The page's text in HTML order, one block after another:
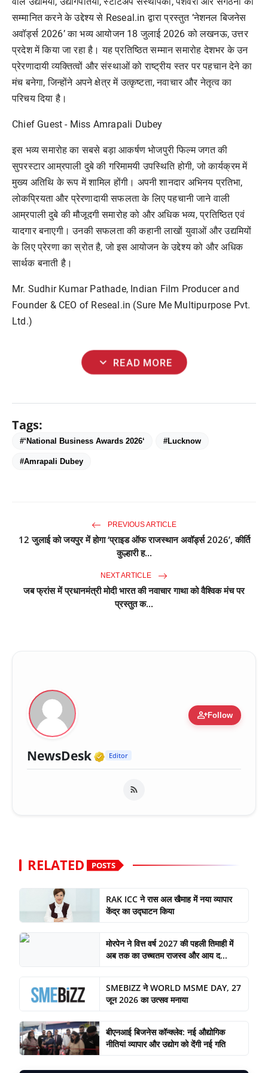
सम्मानित करने के उद्देश्य से Reseal.inद्वारा प्रस्तुत ‘नेशनल बिजनेस
अवॉर्ड्स 2026’का भव्य आयोजन18जुलाई2026को लखनऊ,उत्तर
प्रदेश में किया जा रहा है । यह प्रतिष्ठित सम्मान समारोह देशभर के उन
प्रेरणादायी व्यक्तित्वों और संस्थाओं को राष्ट्रीय स्तर पर पहचान देने का
मंच बनेगा,जिन्होंने अपने क्षेत्र में उत्कृष्टता,नवाचार और नेतृत्व का
परिचय दिया है।
Chief Guest - Miss Amrapali Dubey
इस भव्य समारोह का सबसे बड़ा आकर्षण भोजपुरी फिल्म जगत की
सुपरस्टार आम्रपाली दुबे की गरिमामयी उपस्थिति होगी,जो कार्यक्रम में
मुख्य अतिथि के रूप में शामिल होंगी । अपनी शानदार अभिनय प्रतिभा,
लोकप्रियता और प्रेरणादायी सफलता के लिए पहचानी जाने वाली
आम्रपाली दुबे की मौजूदगी समारोह को और अधिक भव्य,प्रतिष्ठित एवं
यादगार बनाएगी। उनकी सफलता की कहानी लाखों युवाओं और उद्यमियों
के लिए प्रेरणा का स्रोत है,जो इस आयोजन के उद्देश्य को और अधिक
सार्थक बनाती है।
Mr. Sudhir Kumar Pathade, Indian Film Producer and
Founder & CEO of Reseal.in (Sure Me Multipurpose Pvt.
Ltd.)
expand_more READ MORE
Tags:
#‘National Business Awards 2026‘ #Lucknow
#Amrapali Dubey
PREVIOUS ARTICLE
12 जुलाई को जयपुर में होगा ‘प्राइड ऑफ राजस्थान अवॉर्ड्स 2026’, कीर्ति
कुल्हारी ह...
NEXT ARTICLE
जब फ्रांस में प्रधानमंत्री मोदी भारत की नवाचार गाथा को वैश्विक मंच पर
प्रस्तुत क...
person_addFollow
NewsDesk Verified Media or
Editor
RELATED POSTS
RAK ICC ने रास अल खैमाह में नया व्यापार
केंद्र का उद्घाटन किया
मोरपेन ने वित्त वर्ष 2027 की पहली तिमाही में
अब तक का उच्चतम राजस्व और आय द...
SMEBIZZ ने WORLD MSME DAY, 27
जून 2026 का उत्सव मनाया
बीएनआई बिजनेस कॉन्क्लेव: नई औद्योगिक
नीतियां व्यापार और उद्योग को देंगी नई गति